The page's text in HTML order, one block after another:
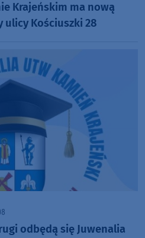
Krajeńskim ma nową
ulicy Kościuszki 28
odbędą się Juwenalia